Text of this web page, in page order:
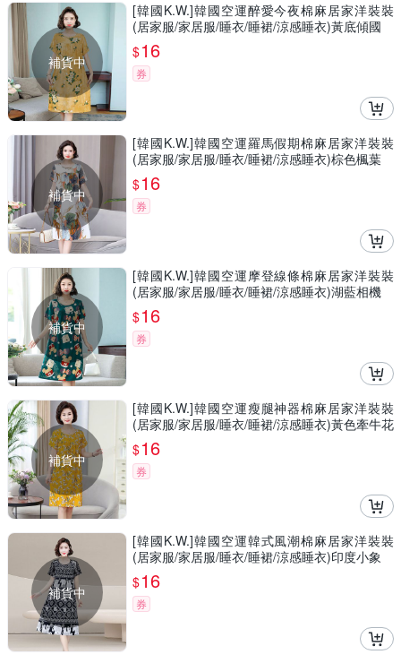
補貨中
[韓國K.W.]韓國空運醉愛今夜棉麻居家洋裝裝
(居家服/家居服/睡衣/睡裙/涼感睡衣)黃底傾國
$16
券
補貨中
[韓國K.W.]韓國空運羅馬假期棉麻居家洋裝裝
(居家服/家居服/睡衣/睡裙/涼感睡衣)棕色楓葉
$16
券
補貨中
[韓國K.W.]韓國空運摩登線條棉麻居家洋裝裝
(居家服/家居服/睡衣/睡裙/涼感睡衣)湖藍相機
$16
券
補貨中
[韓國K.W.]韓國空運瘦腿神器棉麻居家洋裝裝
(居家服/家居服/睡衣/睡裙/涼感睡衣)黃色牽牛花
$16
券
補貨中
[韓國K.W.]韓國空運韓式風潮棉麻居家洋裝裝
(居家服/家居服/睡衣/睡裙/涼感睡衣)印度小象
$16
券